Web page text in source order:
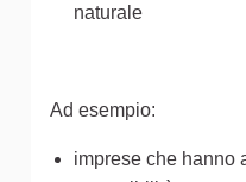
naturale
Ad esempio:
imprese che hanno